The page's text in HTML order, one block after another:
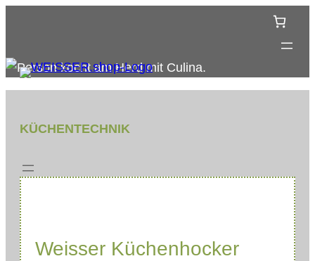
springen
KÜCHENTECHNIK
Weisser Küchenhocker